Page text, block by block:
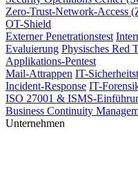
Zero-Trust-Network-Access
OT-Shield
Externer Penetrationstest
Evaluierung Physisches Red
Applikations-Pentest
Mail-Attrappen IT-
Incident-Response IT-
ISO 27001 & ISMS-
Business Continuity
Unternehmen